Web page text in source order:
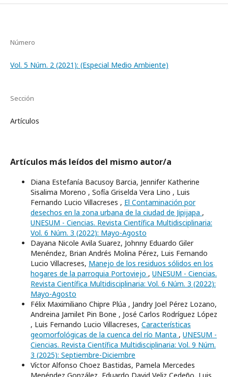
Número
Vol. 5 Núm. 2 (2021): (Especial Medio Ambiente)
Sección
Artículos
Artículos más leídos del mismo autor/a
Diana Estefanía Bacusoy Barcia, Jennifer Katherine
Sisalima Moreno , Sofía Griselda Vera Lino , Luis
Fernando Lucio Villacreses , El Contaminación por
desechos en la zona urbana de la ciudad de Jipijapa ,
UNESUM - Ciencias. Revista Científica Multidisciplinaria:
Vol. 6 Núm. 3 (2022): Mayo-Agosto
Dayana Nicole Avila Suarez, Johnny Eduardo Giler
Menéndez, Brian Andrés Molina Pérez, Luis Fernando
Lucio Villacreses, Manejo de los residuos sólidos en los
hogares de la parroquia Portoviejo , UNESUM - Ciencias.
Revista Científica Multidisciplinaria: Vol. 6 Núm. 3 (2022):
Mayo-Agosto
Félix Maximiliano Chipre Plúa , Jandry Joel Pérez Lozano,
Andreina Jamilet Pin Bone , José Carlos Rodríguez López
, Luis Fernando Lucio Villacreses, Características
geomorfológicas de la cuenca del río Manta , UNESUM -
Ciencias. Revista Científica Multidisciplinaria: Vol. 9 Núm.
3 (2025): Septiembre-Diciembre
Ví­ctor Alfonso Choez Bastidas, Pamela Mercedes